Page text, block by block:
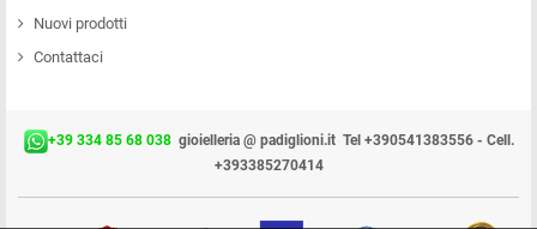
Nuovi prodotti
Contattaci
+39 334 85 68 038 gioielleria @ padiglioni.it Tel +390541383556 - Cell.
+393385270414